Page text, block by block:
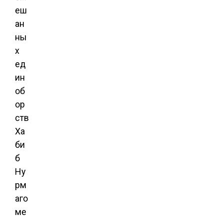
еш
ан
ны
х
ед
ин
об
ор
ств
Ха
би
б
Ну
рм
аго
ме